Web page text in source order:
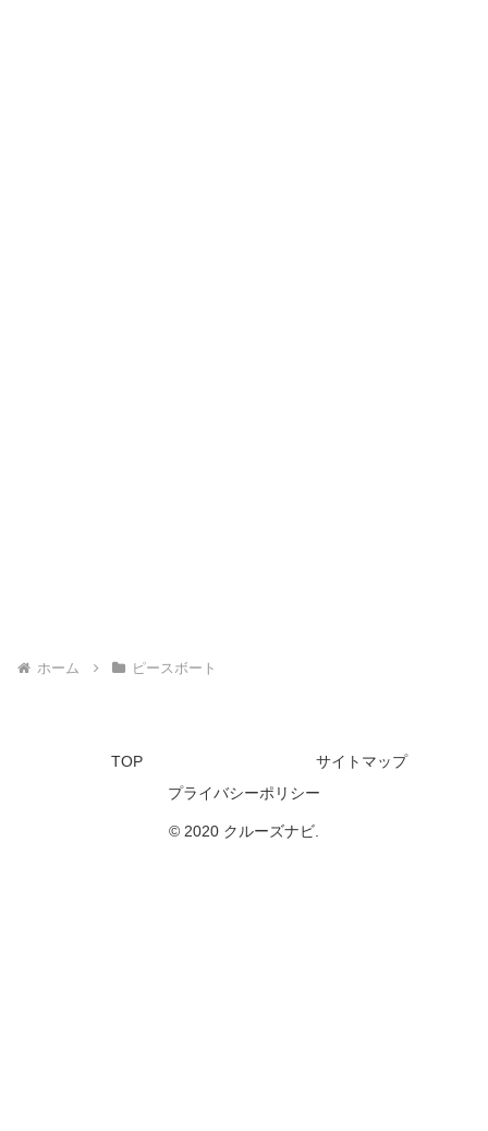
ホーム ピースボート
TOP
サイトマップ
プライバシーポリシー
© 2020 クルーズナビ.